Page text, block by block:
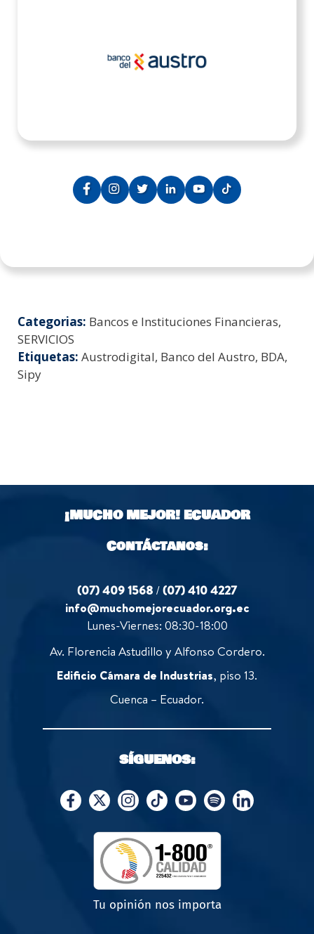
Categorias: Bancos e Instituciones Financieras,
SERVICIOS
Etiquetas: Austrodigital, Banco del Austro, BDA,
Sipy
¡MUCHO MEJOR!ECUADOR
Contáctanos:
(07) 409 1568 /(07) 410 4227
info@muchomejorecuador.org.ec
Lunes-Viernes: 08:30-18:00
Av. Florencia Astudillo y Alfonso Cordero.
Edificio Cámara de Industrias, piso 13.
Cuenca – Ecuador.
SÍGUENOS:
Tu opinión nos importa